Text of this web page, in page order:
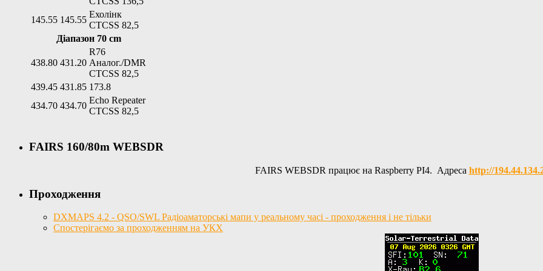
145.55 145.55
Ехолінк
CTCSS 82,5
Діапазон 70 cm
438.80 431.20
R76
Аналог./DMR
CTCSS 82,5
439.45 431.85 173.8
434.70 434.70
Echo Repeater
CTCSS 82,5
FAIRS 160/80m WEBSDR
FAIRS WEBSDR працює на Raspberry PI4. Адреса http://
Проходження
DXMAPS 4.2 - QSO/SWL Радіоаматорські мапи у реальному часі - проходження і не тільки
Спостерігаємо за проходженням на УКХ